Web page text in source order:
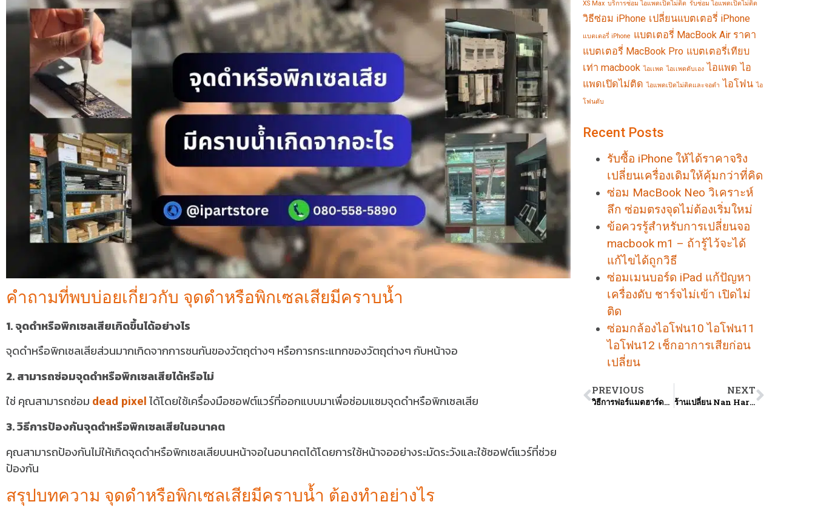
คำถามที่พบบ่อยเกี่ยวกับ จุดดำหรือพิกเซลเสียมีคราบน้ำ
1. จุดดำหรือพิกเซลเสียเกิดขึ้นได้อย่างไร
จุดดำหรือพิกเซลเสียส่วนมากเกิดจากการชนกันของวัตถุต่างๆ หรือการกระแทกของวัตถุต่างๆ กับหน้าจอ
2. สามารถซ่อมจุดดำหรือพิกเซลเสียได้หรือไม่
ใช่ คุณสามารถซ่อม dead pixel ได้โดยใช้เครื่องมือซอฟต์แวร์ที่ออกแบบมาเพื่อซ่อมแซมจุดดำหรือพิกเซลเสีย
3. วิธีการป้องกันจุดดำหรือพิกเซลเสียในอนาคต
คุณสามารถป้องกันไม่ให้เกิดจุดดำหรือพิกเซลเสียบนหน้าจอในอนาคตได้โดยการใช้หน้าจออย่างระมัดระวังและใช้ซอฟต์แวร์ที่ช่วย
ป้องกัน
สรุปบทความ จุดดำหรือพิกเซลเสียมีคราบน้ำ ต้องทำอย่างไร
XS Max บริการซ่อม ไอแพดเปิดไม่ติด รับซ่อม ไอแพดเปิดไม่ติด
วิธีซ่อม iPhone เปลี่ยนแบตเตอรี่ iPhone
แบตเตอรี่ iPhone แบตเตอรี่ MacBook Air ราคา
แบตเตอรี่ MacBook Pro แบตเตอรี่เทียบ
เท่า macbook ไอเเพด ไอเเพดดับเอง ไอแพด ไอ
แพดเปิดไม่ติด ไอแพดเปิดไม่ติดและจอดำ ไอโฟน ไอ
โฟนดับ
Recent Posts
รับซื้อ iPhone ให้ได้ราคาจริง
เปลี่ยนเครื่องเดิมให้คุ้มกว่าที่คิด
ซ่อม MacBook Neo วิเคราะห์
ลึก ซ่อมตรงจุดไม่ต้องเริ่มใหม่
ข้อควรรู้สำหรับการเปลี่ยนจอ
macbook m1 – ถ้ารู้ไว้จะได้
แก้ไขได้ถูกวิธี
ซ่อมเมนบอร์ด iPad แก้ปัญหา
เครื่องดับ ชาร์จไม่เข้า เปิดไม่
ติด
ซ่อมกล้องไอโฟน10 ไอโฟน11
ไอโฟน12 เช็กอาการเสียก่อน
เปลี่ยน
PREVIOUS
วิธีการฟอร์แมตฮาร์ดดิสก์ MacBook Pro อย่างมืออาชีพให้ใช้งานได้อย่างมีประสิทธิภาพ
NEXT
ร้านเปลี่ยน Nan Harddisk MacBook รวมสูตรการเปลี่ยนและแก้ไขปัญหาอย่างมืออาชีพ